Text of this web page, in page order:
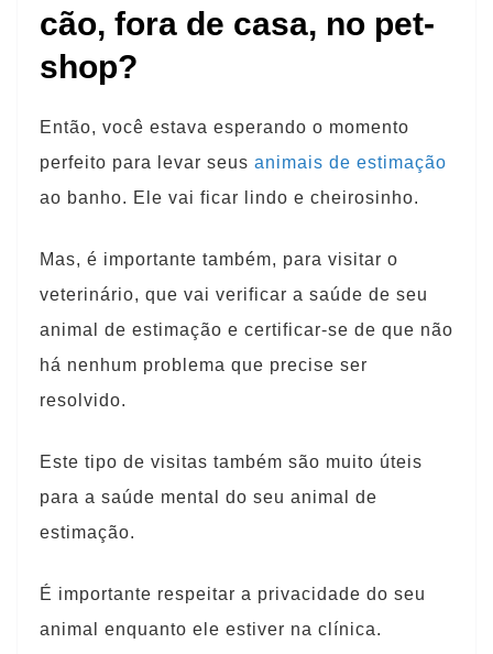
cão, fora de casa, no pet-
shop?
Então, você estava esperando o momento
perfeito para levar seus animais de estimação
ao banho. Ele vai ficar lindo e cheirosinho.
Mas, é importante também, para visitar o
veterinário, que vai verificar a saúde de seu
animal de estimação e certificar-se de que não
há nenhum problema que precise ser
resolvido.
Este tipo de visitas também são muito úteis
para a saúde mental do seu animal de
estimação.
É importante respeitar a privacidade do seu
animal enquanto ele estiver na clínica.